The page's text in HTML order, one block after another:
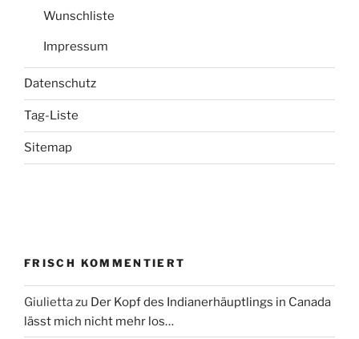
Wunschliste
Impressum
Datenschutz
Tag-Liste
Sitemap
FRISCH KOMMENTIERT
Giuliettazu Der Kopf des Indianerhäuptlings in Canada
lässt mich nicht mehr los…